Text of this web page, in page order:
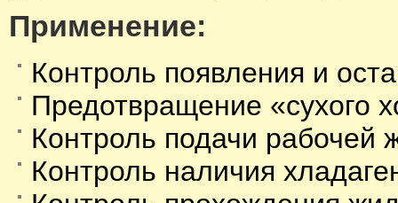
Применение:
Контроль появления и
Предотвращение «сухого
Контроль подачи рабочей
Контроль наличия